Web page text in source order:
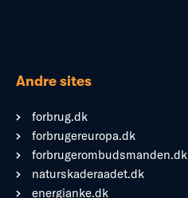
Andre sites
forbrug.dk
forbrugereuropa.dk
forbrugerombudsmanden.dk
naturskaderaadet.dk
energianke.dk